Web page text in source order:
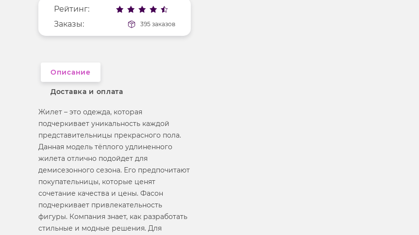
Рисунок
Вырез горловины анжелика
Рейтинг:
Заказы:
395 заказов
Описание
Доставка и оплата
Жилет – это одежда, которая
подчеркивает уникальность каждой
представительницы прекрасного пола.
Данная модель тёплого удлиненного
жилета отлично подойдет для
демисезонного сезона. Его предпочитают
покупательницы, которые ценят
сочетание качества и цены. Фасон
подчеркивает привлекательность
фигуры. Компания знает, как разработать
стильные и модные решения. Для